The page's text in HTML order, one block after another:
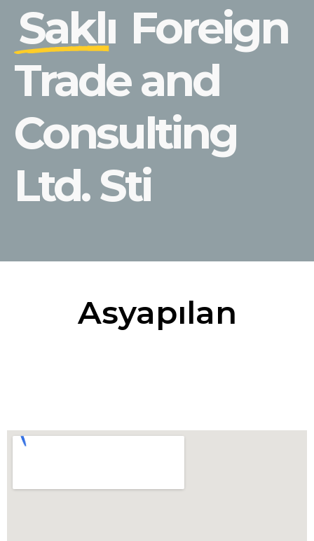
Saklı Foreign
Trade and
Consulting
Ltd. Sti
Asyapılan